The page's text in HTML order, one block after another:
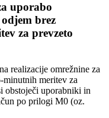
uporabo
odjem brez
za prevzeto
realizacije omrežnine za
minutnih meritev za
obstoječi uporabniki in
po prilogi M0 (oz.